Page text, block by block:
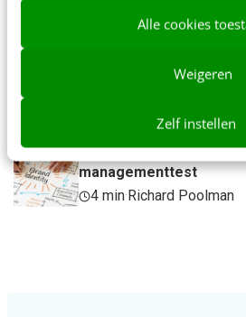
Alle cookies
Weigeren
Zelf instellen
Stef Heutink
Zo bouw je een AI die
Denk je dat je
managementtest
4 min·Richard Poolman